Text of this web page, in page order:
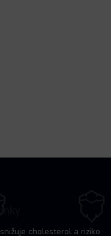
cholesterol a riziko